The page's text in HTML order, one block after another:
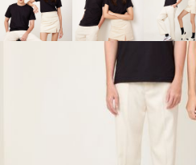
เสื้อยืด TC65/35 สีด
130 THB